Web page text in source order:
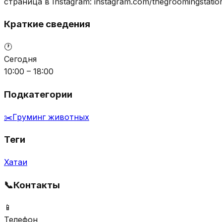
Краткие сведения
🕐
Сегодня
10:00 – 18:00
Подкатегории
✂️Груминг животных
Теги
Хатаи
📞Контакты
📱
Телефон